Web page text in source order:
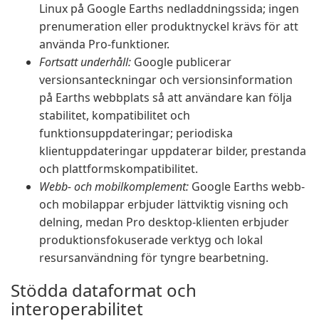
Linux på Google Earths nedladdningssida; ingen
prenumeration eller produktnyckel krävs för att
använda Pro-funktioner.
Fortsatt underhåll: Google publicerar
versionsanteckningar och versionsinformation
på Earths webbplats så att användare kan följa
stabilitet, kompatibilitet och
funktionsuppdateringar; periodiska
klientuppdateringar uppdaterar bilder, prestanda
och plattformskompatibilitet.
Webb- och mobilkomplement: Google Earths webb-
och mobilappar erbjuder lättviktig visning och
delning, medan Pro desktop-klienten erbjuder
produktionsfokuserade verktyg och lokal
resursanvändning för tyngre bearbetning.
Stödda dataformat och
interoperabilitet